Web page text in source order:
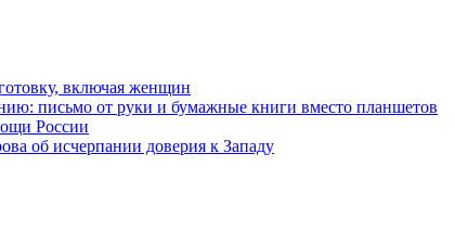
включая женщин
письмо от руки и бумажные книги вместо планшетов
России
об исчерпании доверия к Западу